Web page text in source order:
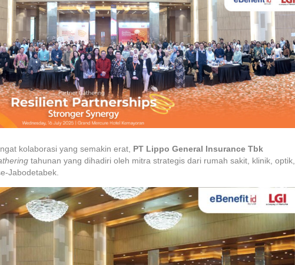
kolaborasi yang semakin erat, PT Lippo General Insurance Tbk
tahunan yang dihadiri oleh mitra strategis dari rumah sakit, klinik, optik,
Jabodetabek.